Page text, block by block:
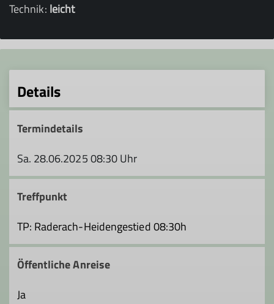
Technik: leicht
Details
Termindetails
Sa. 28.06.2025 08:30 Uhr
Treffpunkt
TP: Raderach-Heidengestied 08:30h
Öffentliche Anreise
Ja